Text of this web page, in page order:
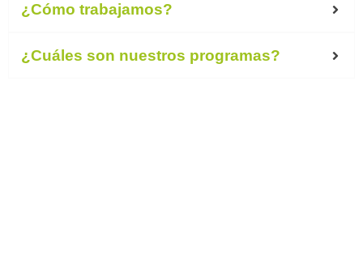
¿Cómo trabajamos?
¿Cuáles son nuestros programas?